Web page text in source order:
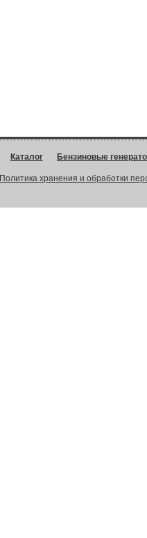
Каталог Бензиновые
Политика хранения и обработки